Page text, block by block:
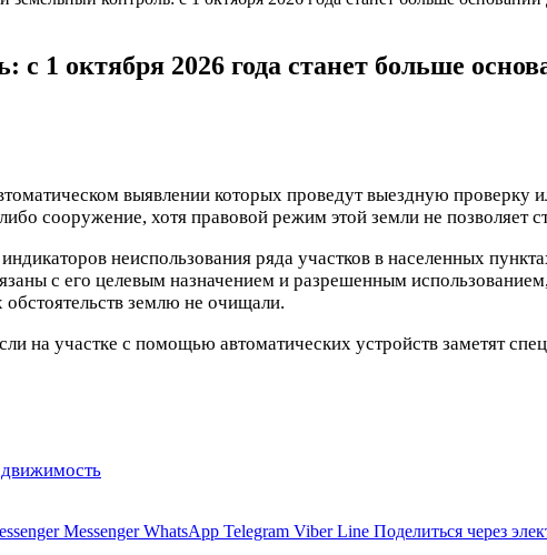
1 октября 2026 года станет больше
выявлении которых проведут выездную проверку
сооружение, хотя правовой режим этой земли не позволяет
неиспользования ряда участков в населенных
с его целевым назначением и разрешенным
обстоятельств землю не очищали.
на участке с помощью автоматических устройств заметят
Messenger WhatsApp Telegram Viber Line Поделиться через